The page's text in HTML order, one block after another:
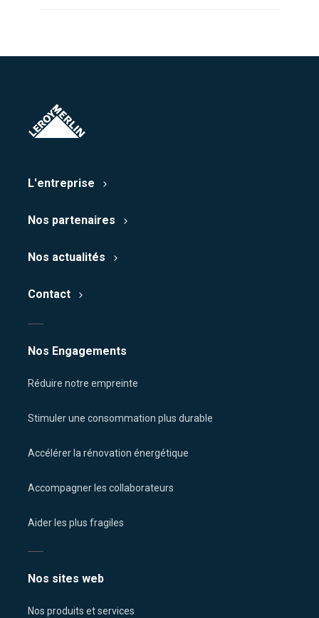
L'entreprise
Nos partenaires
Nos actualités
Contact
Nos Engagements
Réduire notre empreinte
Stimuler une consommation plus durable
Accélérer la rénovation énergétique
Accompagner les collaborateurs
Aider les plus fragiles
Nos sites web
Nos produits et services